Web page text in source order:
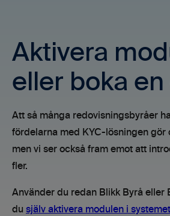
Aktivera
eller boka
Att så många redovisningsbyråer
fördelarna med KYC-lösningen gör
men vi ser också fram emot att
fler.
Använder du redan Blikk Byrå eller
du själv aktivera modulen i systemet